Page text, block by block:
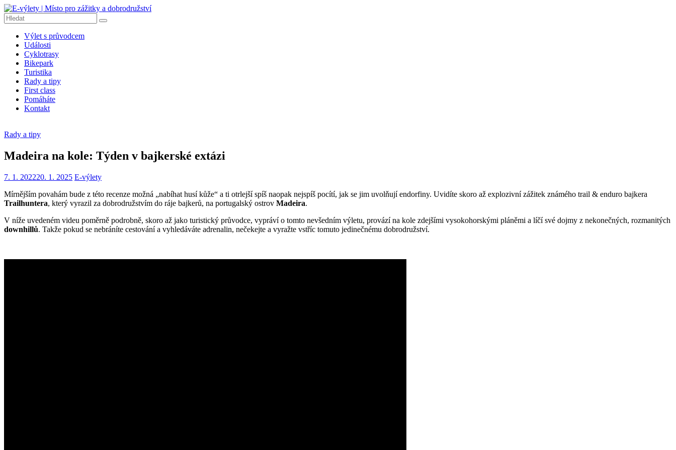
Přeskočit
na
obsah
E-
výlety
Místo
pro
zážitky
dobrodružství
výlety
Dobrodružné
výlety
kolech,
turistiku,
tipy
výlety,
cyklotrasy,
zajímavá
Výlet s průvodcem
Události
Cyklotrasy
Bikepark
Turistika
Rady a tipy
First class
Pomáháte
Kontakt
Rady a tipy
Madeira na kole: Týden v bajkerské extázi
7. 1. 202220. 1. 2025 E-výlety
Mírnějším povahám bude z této recenze možná „nabíhat husí kůže“ a ti otrlejší spíš naopak nejspíš pocítí, jak se jim uvolňují endorfiny. Uvidíte skoro až explozivní zážitek známého trail & enduro bajkera
Trailhuntera, který vyrazil za dobrodružstvím do ráje bajkerů, na portugalský ostrov Madeira.
V níže uvedeném videu poměrně podrobně, skoro až jako turistický průvodce, vypráví o tomto nevšedním výletu, provází na kole zdejšími vysokohorskými pláněmi a líčí své dojmy z nekonečných, rozmanitých
downhillů. Takže pokud se nebráníte cestování a vyhledáváte adrenalin, nečekejte a vyražte vstříc tomuto jedinečnému dobrodružství.